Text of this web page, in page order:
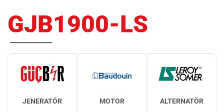
GJB1900-LS
JENERATÖR MOTOR ALTERNATÖR